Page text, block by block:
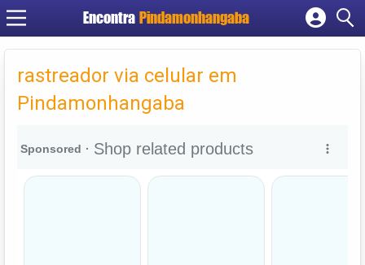
Encontra Pindamonhangaba
Cadastrar empresa
Criar conta
rastreador via celular em
Pindamonhangaba